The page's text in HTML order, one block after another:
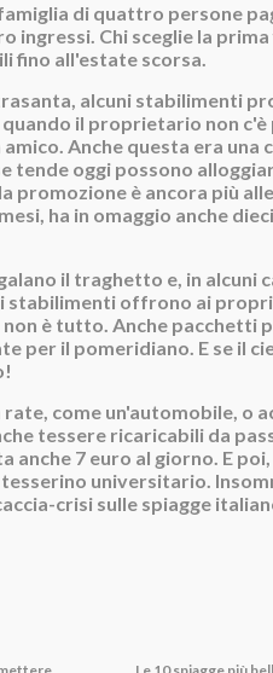
di quattro persone
ingressi. Chi sceglie la
fino all'estate scorsa.
alcuni stabilimenti
il proprietario non c'è
Anche questa era una
tende oggi possono
promozione è ancora più
ha in omaggio anche
il traghetto e, in alcuni
stabilimenti offrono ai
è tutto. Anche pacchetti
per il pomeridiano. E se il
come un'automobile, o
tessere ricaricabili da
7 euro al giorno. E
universitario.
crisi sulle spiagge